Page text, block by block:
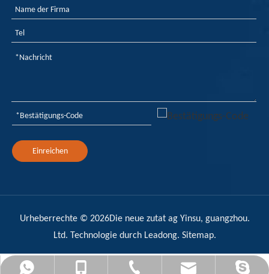
+8617278575996
+86-17278575996
+86-20-32290502
admin@yinsuflame-retardant.com
Sandy Yin Su
Einreichen
Urheberrechte © 2026Die neue zutat ag Yinsu, guangzhou.
Ltd. Technologie durch Leadong. Sitemap.